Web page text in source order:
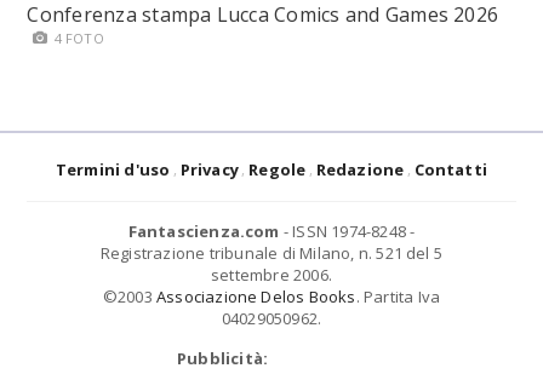
Conferenza stampa Lucca Comics and Games 2026
4 FOTO
Termini d'uso Privacy Regole Redazione Contatti
Fantascienza.com - ISSN 1974-8248 -
Registrazione tribunale di Milano, n. 521 del 5
settembre 2006.
©2003 Associazione Delos Books. Partita Iva
04029050962.
Pubblicità: